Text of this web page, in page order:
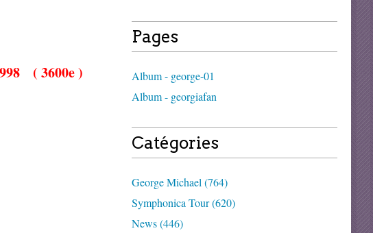
( 3600e )
Pages
Album - george-01
Album - georgiafan
Catégories
George Michael (764)
Symphonica Tour (620)
News (446)